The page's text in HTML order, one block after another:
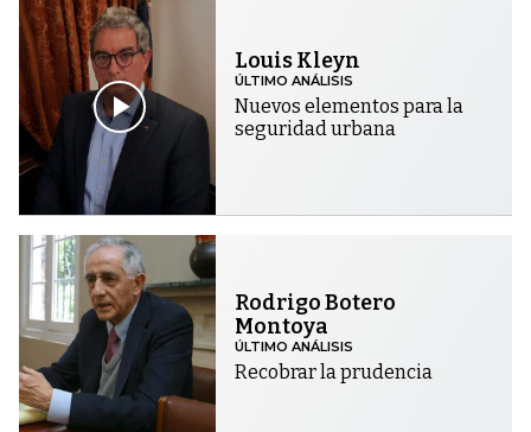
Louis Kleyn
ÚLTIMO ANÁLISIS
Nuevos elementos para la
seguridad urbana
Rodrigo Botero
Montoya
ÚLTIMO ANÁLISIS
Recobrar la prudencia